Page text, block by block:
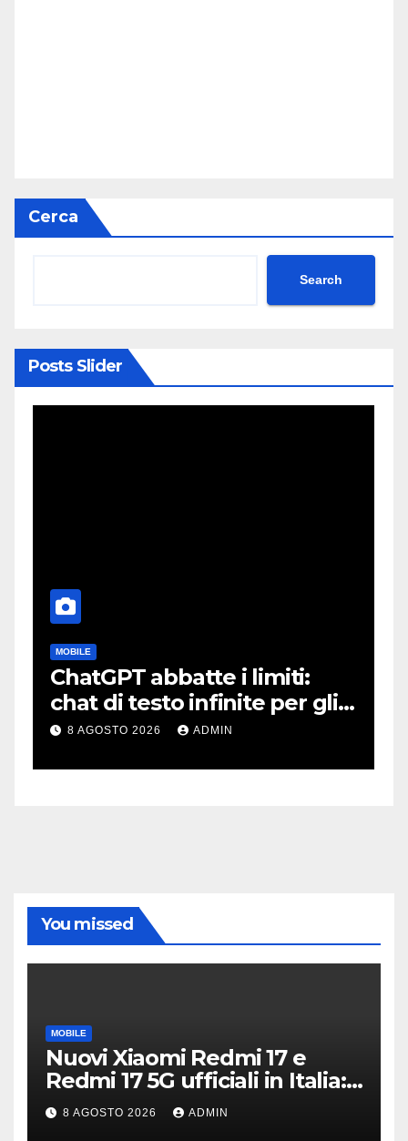
Cerca
Search
Posts Slider
MOBILE
ChatGPT abbatte i limiti:
chat di testo infinite per gli
account gratis e intelligenza
8 AGOSTO 2026 ADMIN
You missed
MOBILE
Nuovi Xiaomi Redmi 17 e
Redmi 17 5G ufficiali in Italia:
specifiche tecniche,
differenze e prezzi
8 AGOSTO 2026 ADMIN